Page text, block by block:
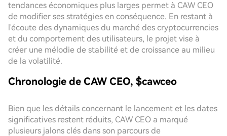
tendances économiques plus larges permet à CAW CEO
de modifier ses stratégies en conséquence. En restant à
l'écoute des dynamiques du marché des cryptocurrencies
et du comportement des utilisateurs, le projet vise à
créer une mélodie de stabilité et de croissance au milieu
de la volatilité.
Chronologie de CAW CEO, $cawceo
Bien que les détails concernant le lancement et les dates
significatives restent réduits, CAW CEO a marqué
plusieurs jalons clés dans son parcours de